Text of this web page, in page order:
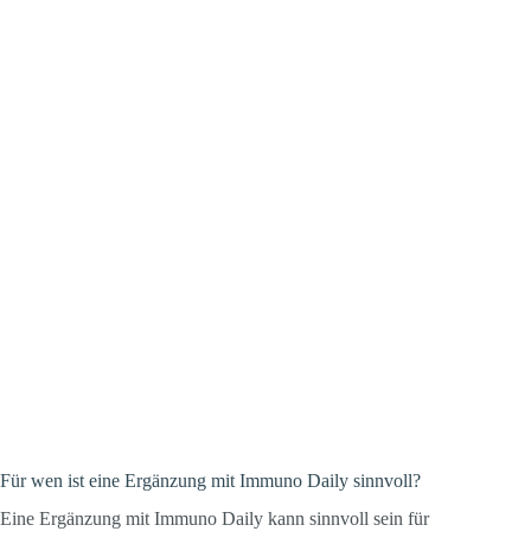
Für wen ist eine Ergänzung mit Immuno Daily sinnvoll?
Eine Ergänzung mit Immuno Daily kann sinnvoll sein für